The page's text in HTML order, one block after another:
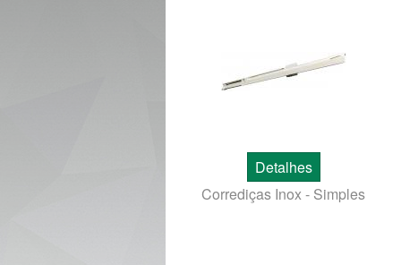
Detalhes
Corrediças Inox - Simples